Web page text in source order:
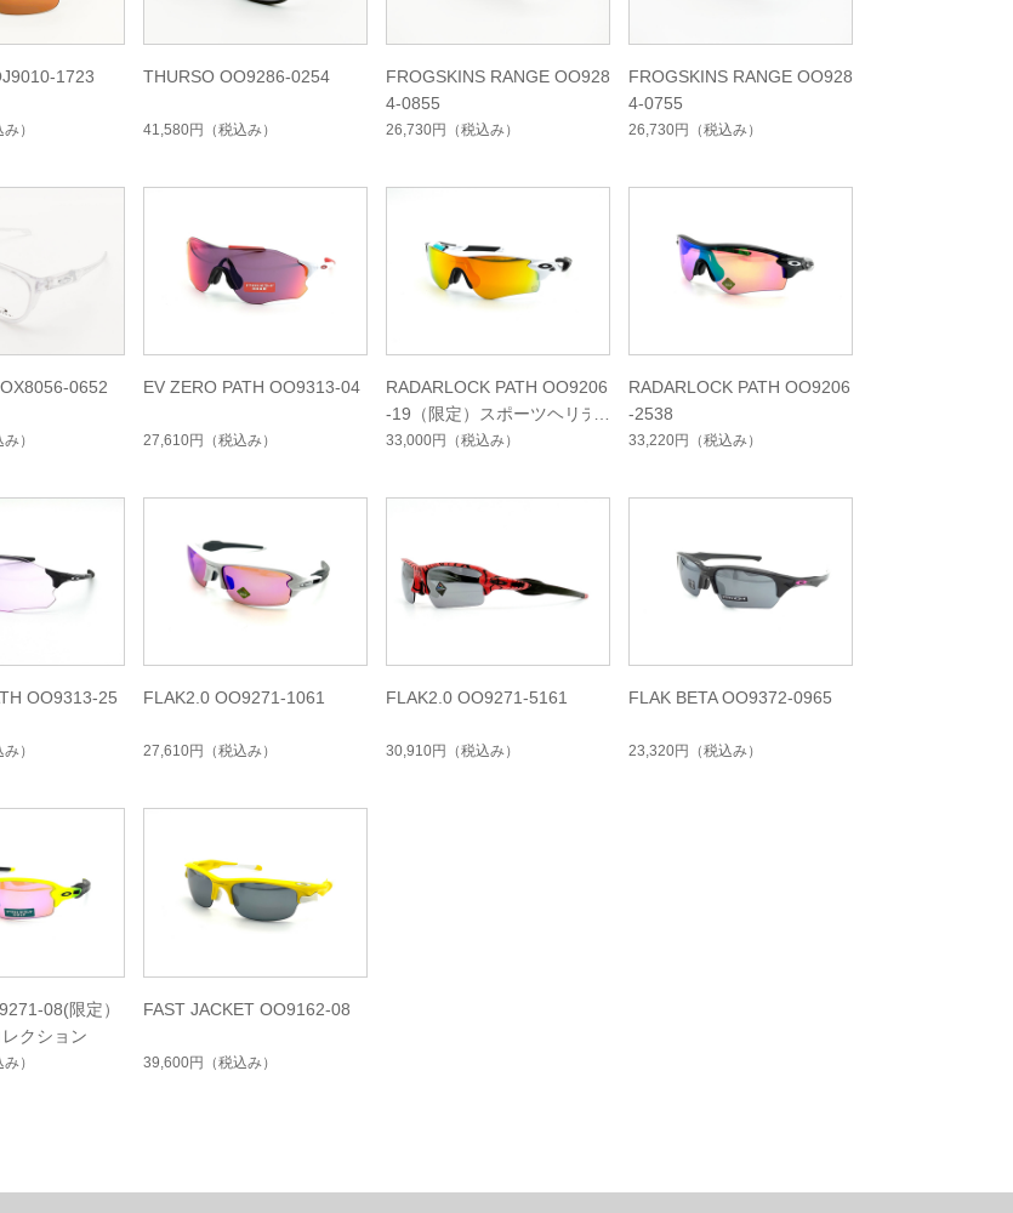
1723
み）
THURSO OO9286-0254
41,580円 （税込み）
FROGSKINS RANGE OO928
4-0855
26,730円 （税込み）
FROGSKINS RANGE OO928
4-0755
26,730円 （税込み）
0652
み）
EV ZERO PATH OO9313-04
27,610円 （税込み）
RADARLOCK PATH OO9206
-19（限定）スポーツヘリテ
イジコレクション
33,000円 （税込み）
RADARLOCK PATH OO9206
-2538
33,220円 （税込み）
OO9313-25
み）
FLAK2.0 OO9271-1061
27,610円 （税込み）
FLAK2.0 OO9271-5161
30,910円 （税込み）
FLAK BETA OO9372-0965
23,320円 （税込み）
08(限定）
クション
み）
FAST JACKET OO9162-08
39,600円 （税込み）